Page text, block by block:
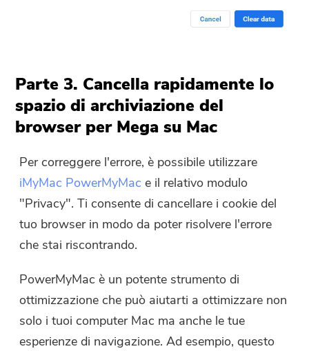
Parte 3. Cancella rapidamente lo
spazio di archiviazione del
browser per Mega su Mac
Per correggere l'errore, è possibile utilizzare
iMyMac PowerMyMac e il relativo modulo
"Privacy". Ti consente di cancellare i cookie del
tuo browser in modo da poter risolvere l'errore
che stai riscontrando.
PowerMyMac è un potente strumento di
ottimizzazione che può aiutarti a ottimizzare non
solo i tuoi computer Mac ma anche le tue
esperienze di navigazione. Ad esempio, questo